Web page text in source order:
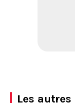
Les autres